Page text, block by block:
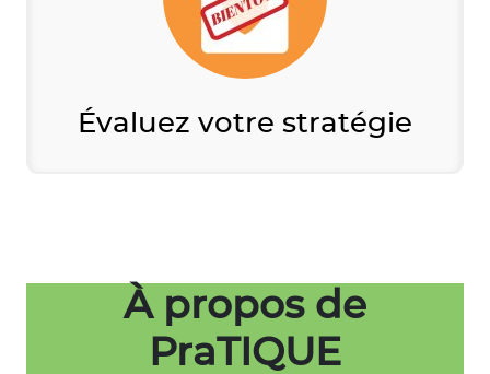
Évaluez votre stratégie
À propos de
PraTIQUE